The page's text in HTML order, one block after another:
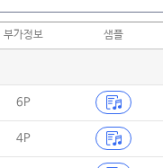
부가정보 샘플
6P
4P